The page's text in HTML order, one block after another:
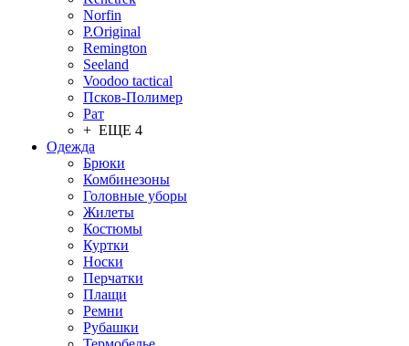
Norfin
P.Original
Remington
Seeland
Voodoo tactical
Псков-Полимер
Рат
+ ЕЩЕ 4
Одежда
Брюки
Комбинезоны
Головные уборы
Жилеты
Костюмы
Куртки
Носки
Перчатки
Плащи
Ремни
Рубашки